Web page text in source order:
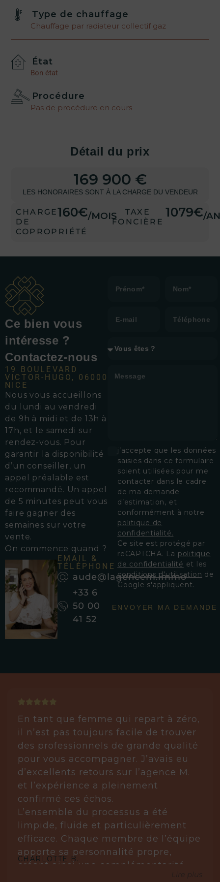
Type de chauffage
Chauffage par radiateur collectif gaz
État
Bon état
Procédure
Pas de procédure en cours
Détail du prix
169 900 €
LES HONORAIRES SONT À LA CHARGE DU VENDEUR
CHARGE
DE
COPROPRIÉTÉ
160€/MOIS
TAXE
FONCIÈRE
1079€/
Ce bien vous
intéresse ?
Contactez-nous
19 BOULEVARD
VICTOR-HUGO, 06000
NICE
Nous vous accueillons
d u lundi au vendredi
de 9h à midi et de 13h à
17h, et le samedi sur
rendez-vous. Pour
garantir la disponibilité
d’un conseiller, un
appel préalable est
recommandé. Un appel
de 5 minutes peut vous
faire gagner des
semaines sur votre
vente.
On commence quand ?
EMAIL &
TÉLÉPHONE
aude@lagencem.immo
+33 6
50 00
41 52
j’accepte que les données
saisies dans ce formulaire
soient utilisées pour me
contacter dans le cadre
de ma demande
d’estimation, et
conformément à notre
politique de
confidentialité.
Ce site est protégé par
reCAPTCHA. La politique
de confidentialité et les
conditions d'utilisation de
Google s'appliquent.
ENVOYER MA DEMANDE
CHARLOTTE B.
En tant que femme qui repart à zéro,
il n’est pas toujours facile de trouver
des professionnels de grande qualité
pour vous accompagner. J’avais eu
d’excellents retours sur l’agence M.
et l’expérience a pleinement
confirmé ces échos.
L’ensemble du processus a été
limpide, fluide et particulièrement
efficace. Chaque membre de l’équipe
apporte sa personnalité propre,
créant ainsi une complémentarité